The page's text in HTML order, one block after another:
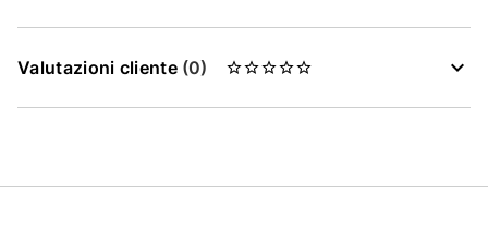
Valutazioni cliente (0)